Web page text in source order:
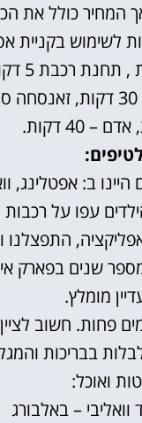
המחיר כולל את
לשימוש בקניית
ב: אפטלינג,
עפו על
מספר שנים בפארק
מומלץ.
פחות. חשוב
בבריכות
ואוכל:
– באלבורג